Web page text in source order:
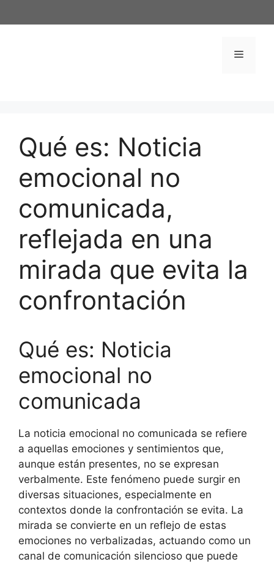
al
Menú
Qué es: Noticia
emocional no
comunicada,
reflejada en una
mirada que evita la
confrontación
Qué es: Noticia
emocional no
comunicada
La noticia emocional no comunicada se refiere
a aquellas emociones y sentimientos que,
aunque están presentes, no se expresan
verbalmente. Este fenómeno puede surgir en
diversas situaciones, especialmente en
contextos donde la confrontación se evita. La
mirada se convierte en un reflejo de estas
emociones no verbalizadas, actuando como un
canal de comunicación silencioso que puede